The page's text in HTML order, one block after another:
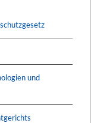
und